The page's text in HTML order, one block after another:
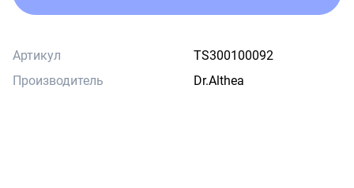
Артикул
TS300100092
Производитель
Dr.Althea